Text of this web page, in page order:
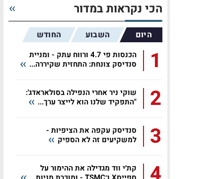
הכי נקראות במדור
היום השבוע החודש
1
הכנסות פי 4.7 ורווח עתק - ומניית
סנדיסק צונחת: התחזית שקיררה...
2
שוקי ניר אחרי הנפילה בסולאראדג':
"התפקיד שלנו הוא לייצר ערך...
3
סנדיסק עקפה את הציפיות -
למשקיעים זה לא הספיק
קת׳י ווד מגדילה את ההימור על